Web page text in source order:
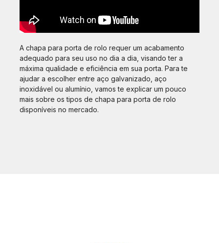
A chapa para porta de rolo requer um acabamento
adequado para seu uso no dia a dia, visando ter a
máxima qualidade e eficiência em sua porta. Para te
ajudar a escolher entre aço galvanizado, aço
inoxidável ou alumínio, vamos te explicar um pouco
mais sobre os tipos de chapa para porta de rolo
disponíveis no mercado.